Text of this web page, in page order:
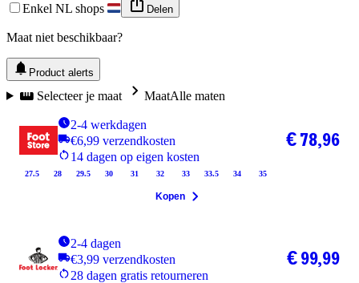
Enkel NL shops Delen
Maat niet beschikbaar?
Product alerts
Selecteer je maat MaatAlle maten
2-4 werkdagen
€6,99 verzendkosten
14 dagen op eigen kosten
27.5 28 29.5 30 31 32 33 33.5 34 35
€ 78,96
Kopen
2-4 dagen
€3,99 verzendkosten
28 dagen gratis retourneren
€ 99,99